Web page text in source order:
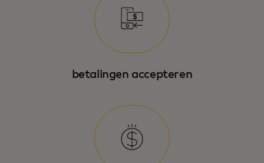
betalingen accepteren